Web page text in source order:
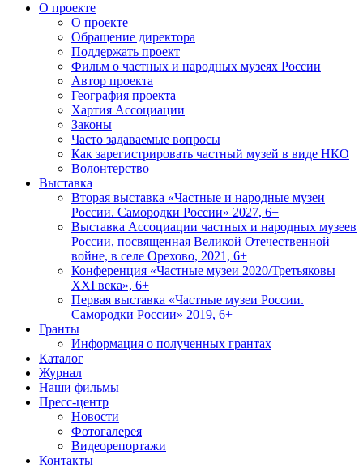
О проекте
О проекте
Обращение директора
Поддержать проект
Фильм о частных и народных музеях России
Автор проекта
География проекта
Хартия Ассоциации
Законы
Часто задаваемые вопросы
Как зарегистрировать частный музей в виде НКО
Волонтерство
Выставка
Вторая выставка «Частные и народные музеи
России. Самородки России» 2027, 6+
Выставка Ассоциации частных и народных музеев
России, посвященная Великой Отечественной
войне, в селе Орехово, 2021, 6+
Конференция «Частные музеи 2020/Третьяковы
XXI века», 6+
Первая выставка «Частные музеи России.
Самородки России» 2019, 6+
Гранты
Информация о полученных грантах
Каталог
Журнал
Наши фильмы
Пресс-центр
Новости
Фотогалерея
Видеорепортажи
Контакты